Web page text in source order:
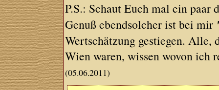
P.S.: Schaut Euch mal ein paar
Genuß ebendsolcher ist bei mir
Wertschätzung gestiegen.
Wien waren, wissen wovon ich
(05.06.2011)